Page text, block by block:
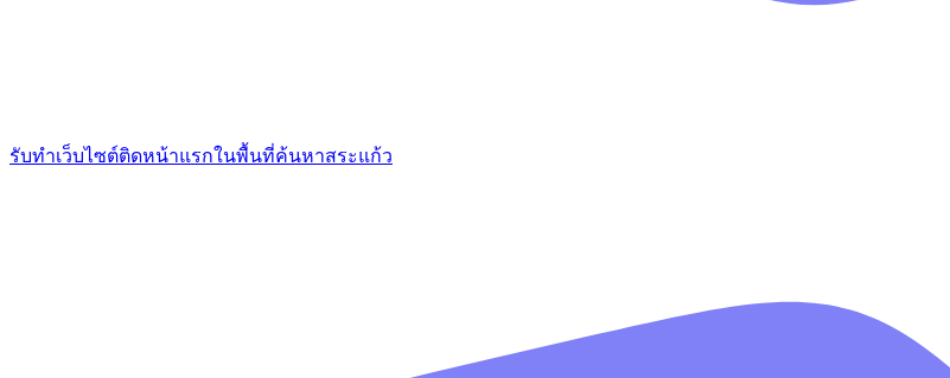
รับทำเว็บไซต์ติดหน้าแรกในพื้นที่ค้นหาสระแก้ว